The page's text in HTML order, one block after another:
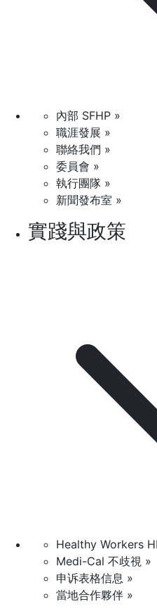
內部 SFHP »
職涯發展 »
聯絡我們 »
委員會 »
執行團隊 »
新聞發布室 »
實踐與政策
Healthy Workers
Medi-Cal 不歧視 »
申诉表格信息 »
當地合作夥伴 »